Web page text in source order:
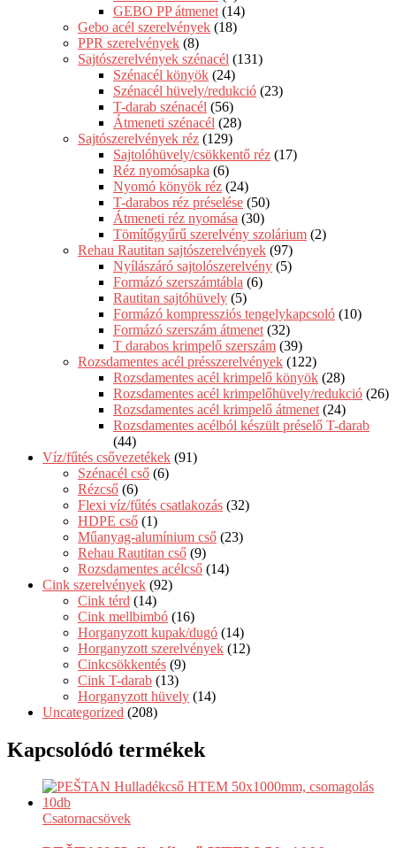
GEBO PP átmenet (14)
Gebo acél szerelvények (18)
PPR szerelvények (8)
Sajtószerelvények szénacél (131)
Szénacél könyök (24)
Szénacél hüvely/redukció (23)
T-darab szénacél (56)
Átmeneti szénacél (28)
Sajtószerelvények réz (129)
Sajtolóhüvely/csökkentő réz (17)
Réz nyomósapka (6)
Nyomó könyök réz (24)
T-darabos réz préselése (50)
Átmeneti réz nyomása (30)
Tömítőgyűrű szerelvény szolárium (2)
Rehau Rautitan sajtószerelvények (97)
Nyílászáró sajtolószerelvény (5)
Formázó szerszámtábla (6)
Rautitan sajtóhüvely (5)
Formázó kompressziós tengelykapcsoló (10)
Formázó szerszám átmenet (32)
T darabos krimpelő szerszám (39)
Rozsdamentes acél présszerelvények (122)
Rozsdamentes acél krimpelő könyök (28)
Rozsdamentes acél krimpelőhüvely/redukció (26)
Rozsdamentes acél krimpelő átmenet (24)
Rozsdamentes acélból készült préselő T-darab
(44)
Víz/fűtés csővezetékek (91)
Szénacél cső (6)
Rézcső (6)
Flexi víz/fűtés csatlakozás (32)
HDPE cső (1)
Műanyag-alumínium cső (23)
Rehau Rautitan cső (9)
Rozsdamentes acélcső (14)
Cink szerelvények (92)
Cink térd (14)
Cink mellbimbó (16)
Horganyzott kupak/dugó (14)
Horganyzott szerelvények (12)
Cinkcsökkentés (9)
Cink T-darab (13)
Horganyzott hüvely (14)
Uncategorized (208)
Kapcsolódó termékek
Csatornacsövek